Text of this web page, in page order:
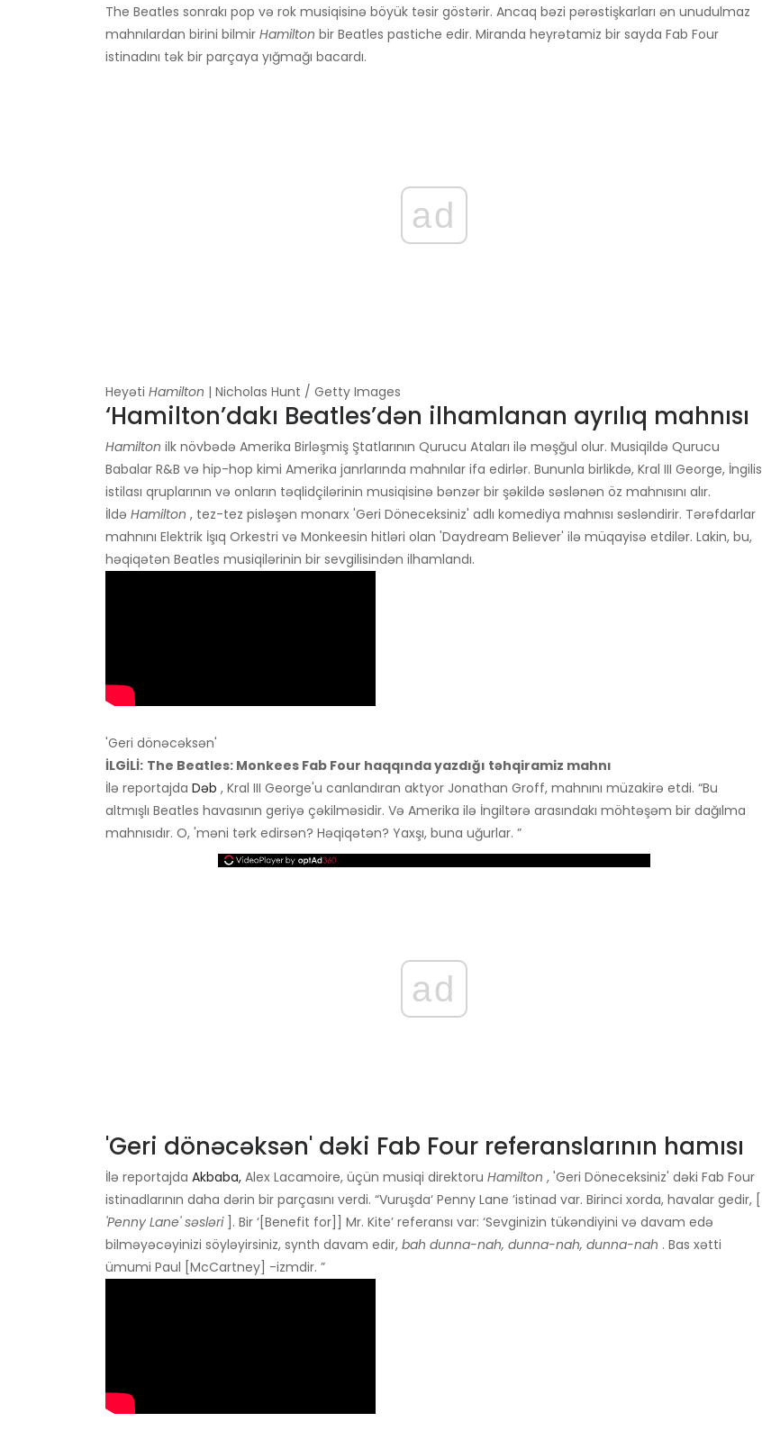
The Beatles sonrakı pop və rok musiqisinə böyük təsir göstərir. Ancaq bəzi pərəstişkarları ən unudulmaz
mahnılardan birini bilmir Hamilton bir Beatles pastiche edir. Miranda heyrətamiz bir sayda Fab Four
istinadını tək bir parçaya yığmağı bacardı.
ad
Heyəti Hamilton | Nicholas Hunt / Getty Images
‘Hamilton’dakı Beatles’dən ilhamlanan ayrılıq mahnısı
Hamilton ilk növbədə Amerika Birləşmiş Ştatlarının Qurucu Ataları ilə məşğul olur. Musiqildə Qurucu
Babalar R&B və hip-hop kimi Amerika janrlarında mahnılar ifa edirlər. Bununla birlikdə, Kral III George, İngilis
istilası qruplarının və onların təqlidçilərinin musiqisinə bənzər bir şəkildə səslənən öz mahnısını alır.
İldə Hamilton , tez-tez pisləşən monarx 'Geri Döneceksiniz' adlı komediya mahnısı səsləndirir. Tərəfdarlar
mahnını Elektrik İşıq Orkestri və Monkeesin hitləri olan 'Daydream Believer' ilə müqayisə etdilər. Lakin, bu,
həqiqətən Beatles musiqilərinin bir sevgilisindən ilhamlandı.
'Geri dönəcəksən'
İLGİLİ: The Beatles: Monkees Fab Four haqqında yazdığı təhqiramiz mahnı
İlə reportajda Dəb , Kral III George'u canlandıran aktyor Jonathan Groff, mahnını müzakirə etdi. “Bu
altmışlı Beatles havasının geriyə çəkilməsidir. Və Amerika ilə İngiltərə arasındakı möhtəşəm bir dağılma
mahnısıdır. O, 'məni tərk edirsən? Həqiqətən? Yaxşı, buna uğurlar. ”
ad
'Geri dönəcəksən' dəki Fab Four referanslarının hamısı
İlə reportajda Akbaba, Alex Lacamoire, üçün musiqi direktoru Hamilton , 'Geri Döneceksiniz' dəki Fab Four
istinadlarının daha dərin bir parçasını verdi. “Vuruşda‘ Penny Lane ’istinad var. Birinci xorda, havalar gedir, [
'Penny Lane' səsləri]. Bir ‘[Benefit for]] Mr. Kite’ referansı var: ‘Sevginizin tükəndiyini və davam edə
bilməyəcəyinizi söyləyirsiniz, synth davam edir, bah dunna-nah, dunna-nah, dunna-nah . Bas xətti
ümumi Paul [McCartney] -izmdir. ”